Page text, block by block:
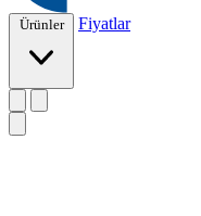
Ürünler Fiyatlar